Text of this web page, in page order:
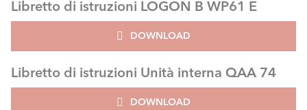
Libretto di istruzioni LOGON B WP61 E
DOWNLOAD
Libretto di istruzioni Unità interna QAA 74
DOWNLOAD